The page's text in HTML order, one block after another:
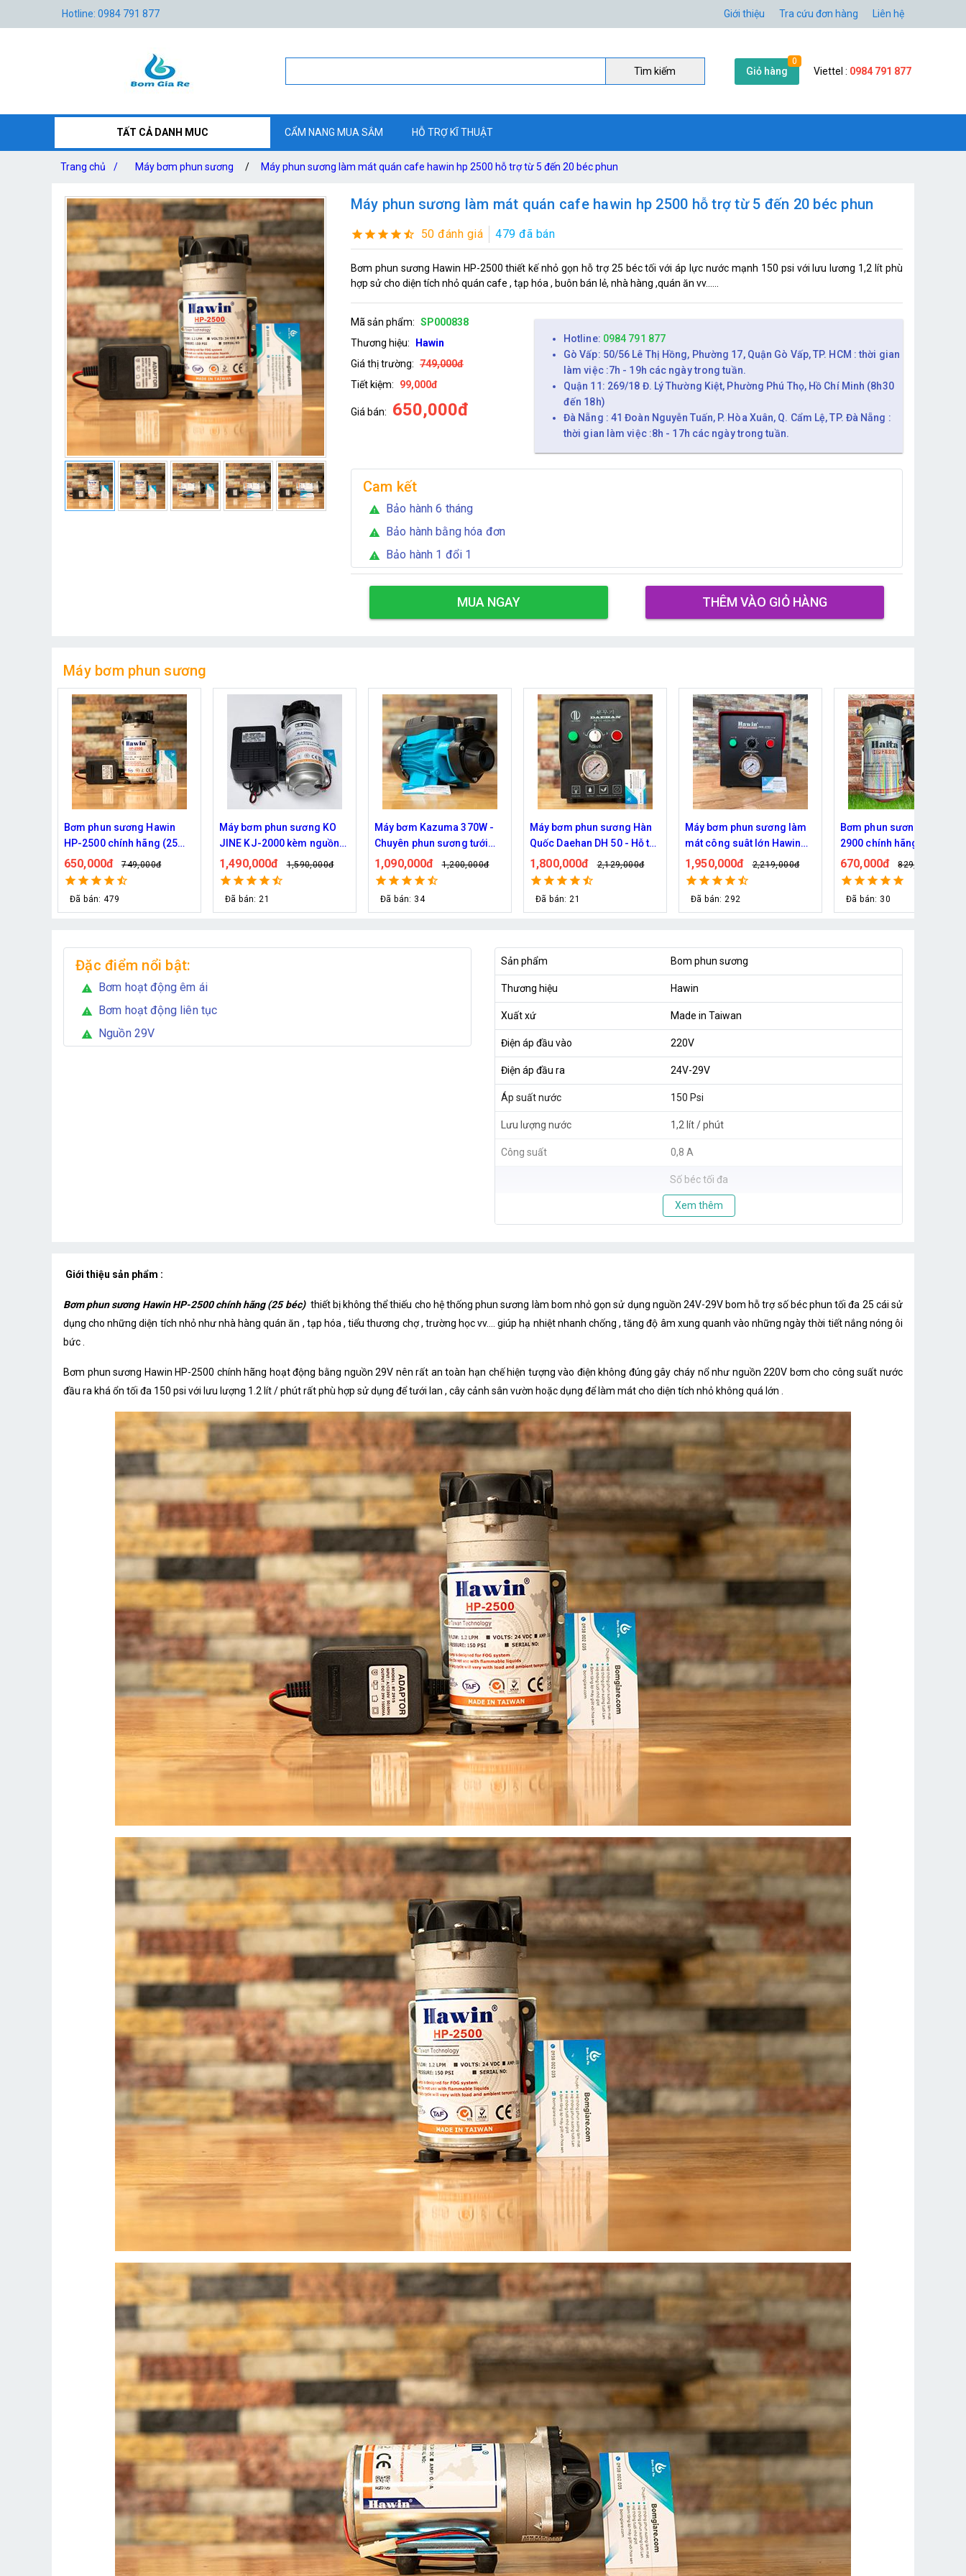
Hotline: 0984 791 877 Giới thiệu Tra cứu đơn hàng Liên hệ
Tìm kiếm Giỏ hàng
0
Viettel : 0984 791 877
TẤT CẢ DANH MUC CẨM NANG MUA SẮM HỖ TRỢ KĨ THUẬT
Trang chủ / Máy bơm phun sương / Máy phun sương làm mát quán cafe hawin hp 2500 hỗ trợ từ 5 đến 20 béc phun
Máy phun sương làm mát quán cafe hawin hp 2500 hỗ trợ từ 5 đến 20 béc phun
50 đánh giá 479 đã bán
Bơm phun sương Hawin HP-2500 thiết kế nhỏ gọn hỗ trợ 25 béc tối với áp lực nước mạnh 150 psi với lưu lương 1,2 lít phù
hợp sử cho diện tích nhỏ quán cafe , tạp hóa , buôn bán lẻ, nhà hàng ,quán ăn vv......
Mã sản phẩm: SP000838
Thương hiệu:
Hawin
Giá thị trường: 749,000đ
Tiết kiệm:
99,000đ
Giá bán: 650,000đ
Hotline: 0984 791 877
Gò Vấp: 50/56 Lê Thị Hồng, Phường 17, Quận Gò Vấp, TP. HCM : thời gian
làm việc :7h - 19h các ngày trong tuần.
Quận 11: 269/18 Đ. Lý Thường Kiệt, Phường Phú Thọ, Hồ Chí Minh (8h30
đến 18h)
Đà Nẵng : 41 Đoàn Nguyễn Tuấn, P. Hòa Xuân, Q. Cẩm Lệ, TP. Đà Nẵng :
thời gian làm việc :8h - 17h các ngày trong tuần.
Cam kết
warning Bảo hành 6 tháng
warning Bảo hành bằng hóa đơn
warning Bảo hành 1 đổi 1
MUA NGAY THÊM VÀO GIỎ HÀNG
Máy bơm phun sương
Máy bơm Kazuma 370W -
Chuyên phun sương tưới
cây
1,090,000đ 1,200,000đ
Đã bán: 34
Máy bơm phun sương Hàn
Quốc Daehan DH 50 - Hỗ trợ
từ 30 đến 50 béc phun
1,800,000đ 2,129,000đ
Đã bán: 21
Máy bơm phun sương làm
mát công suât lớn Hawin
FOG-2703 hỗ trợ 70 đầu
phun
1,950,000đ 2,219,000đ
Đã bán: 292
Bơm phun sương Haita HP-
2900 chính hãng (30 béc)
670,000đ 829,000đ
Đã bán: 30
Máy phun sương Daehan
DH 150 của Hàn Quốc
2,400,000đ 2,790,000đ
Đã bán: 76
Bơm phun sương Daehan
DH 6017 hỗ trợ từ 5 - 20
690,000đ 800,000đ
Đã bán: 80
Đặc điểm nổi bật:
warning Bơm hoạt động êm ái
warning Bơm hoạt động liên tục
warning Nguồn 29V
Sản phẩm Bom phun sương
Thương hiệu Hawin
Xuất xứ Made in Taiwan
Điện áp đầu vào 220V
Điện áp đầu ra 24V-29V
Áp suất nước 150 Psi
Lưu lượng nước 1,2 lít / phút
Công suất 0,8 A
Số béc tối đa
Xem thêm
Giới thiệu sản phẩm :
Bơm phun sương Hawin HP-2500 chính hãng (25 béc) thiết bị không thể thiếu cho hệ thống phun sương làm bom nhỏ gọn sử dụng nguồn 24V-29V bom hỗ trợ số béc phun tối đa 25 cái sử
dụng cho những diện tích nhỏ như nhà hàng quán ăn , tạp hóa , tiểu thương chợ , trường học vv.... giúp hạ nhiệt nhanh chống , tăng độ âm xung quanh vào những ngày thời tiết nắng nóng ôi
bức .
Bơm phun sương Hawin HP-2500 chính hãng hoạt động bằng nguồn 29V nên rất an toàn hạn chế hiện tượng vào điện không đúng gây cháy nổ như nguồn 220V bơm cho công suất nước
đầu ra khá ổn tối đa 150 psi với lưu lượng 1.2 lít / phút rất phù hợp sử dụng để tưới lan , cây cảnh sân vườn hoặc dụng để làm mát cho diện tích nhỏ không quá lớn .